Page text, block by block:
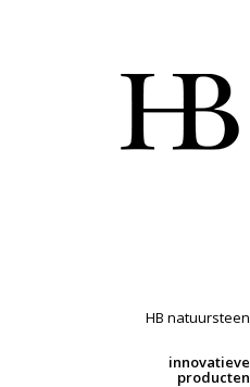
HB natuursteen
innovatieve
producten